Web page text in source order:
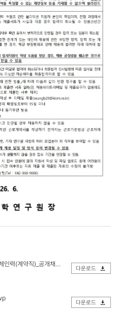
직)_공개채용_공고문.pdf
다운로드
다운로드